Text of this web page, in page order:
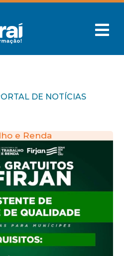
DE NOTÍCIAS
e Renda